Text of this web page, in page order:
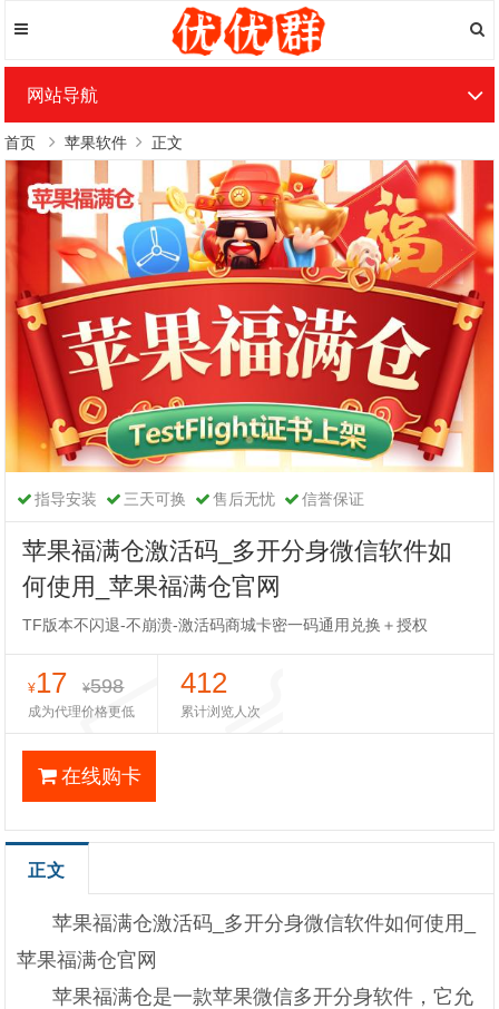
网站导航
首页 苹果软件 正文
指导安装 三天可换 售后无忧 信誉保证
苹果福满仓激活码_多开分身微信软件如
何使用_苹果福满仓官网
TF版本不闪退-不崩溃-激活码商城卡密一码通用兑换＋授权
¥17 ¥598
成为代理价格更低
412
累计浏览人次
在线购卡
正文
苹果福满仓激活码_多开分身微信软件如何使用_
苹果福满仓官网
苹果福满仓是一款苹果微信多开分身软件，它允